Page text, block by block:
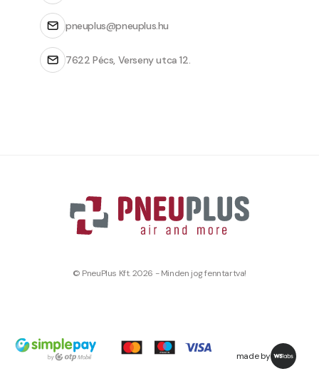
pneuplus@pneuplus.hu
7622 Pécs, Verseny utca 12.
© PneuPlus Kft. 2026 - Minden jog fenntartva!
made by